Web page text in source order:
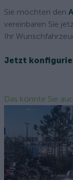
Sie möchten den
vereinbaren Sie
Ihr
Jetzt
Das könnte Sie